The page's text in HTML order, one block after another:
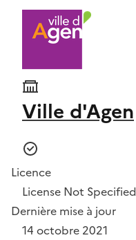
Ville d'Agen
Licence
License Not Specified
Dernière mise à jour
14 octobre 2021